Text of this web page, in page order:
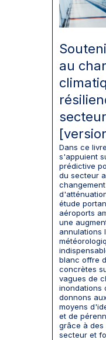
au
Dans ce
s'appuient
prédictive
du secteur
étude
aéroports
une
annulations
blanc offre
concrètes
vagues de
inondations
donnons
moyens
et de
grâce à des
secteur et